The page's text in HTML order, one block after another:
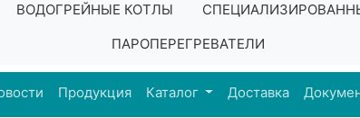
ВОДОГРЕЙНЫЕ КОТЛЫ
ПАРОПЕРЕГРЕВАТЕЛИ
Продукция Каталог Доставка